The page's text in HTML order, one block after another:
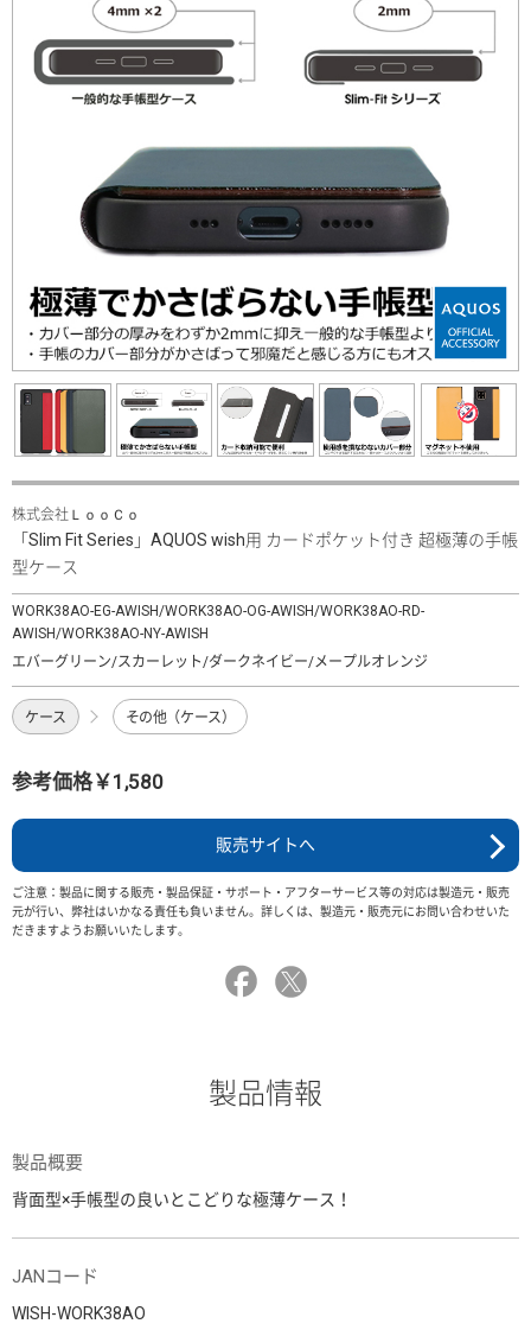
株式会社ＬｏｏＣｏ
「Slim Fit Series」AQUOS wish用 カードポケット付き 超極薄の手帳
型ケース
WORK38AO-EG-AWISH/WORK38AO-OG-AWISH/WORK38AO-RD-
AWISH/WORK38AO-NY-AWISH
エバーグリーン/スカーレット/ダークネイビー/メープルオレンジ
ケース その他（ケース）
参考価格￥1,580
販売サイトへ
ご注意：製品に関する販売・製品保証・サポート・アフターサービス等の対応は製造元・販売
元が行い、弊社はいかなる責任も負いません。詳しくは、製造元・販売元にお問い合わせいた
だきますようお願いいたします。
製品情報
製品概要
背面型×手帳型の良いとこどりな極薄ケース！
JANコード
WISH-WORK38AO